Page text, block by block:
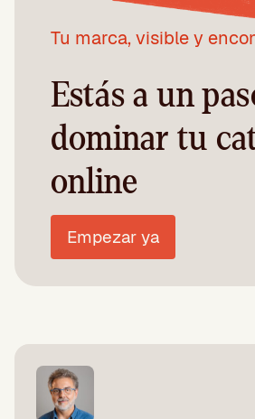
Tu marca, visible y
Estás a un
dominar tu
online
Empezar ya